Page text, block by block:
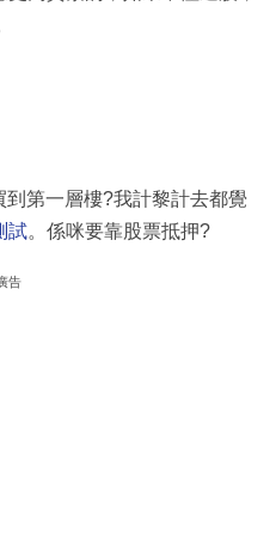
第一層樓?我計黎計去都覺
試。係咪要靠股票抵押?
告